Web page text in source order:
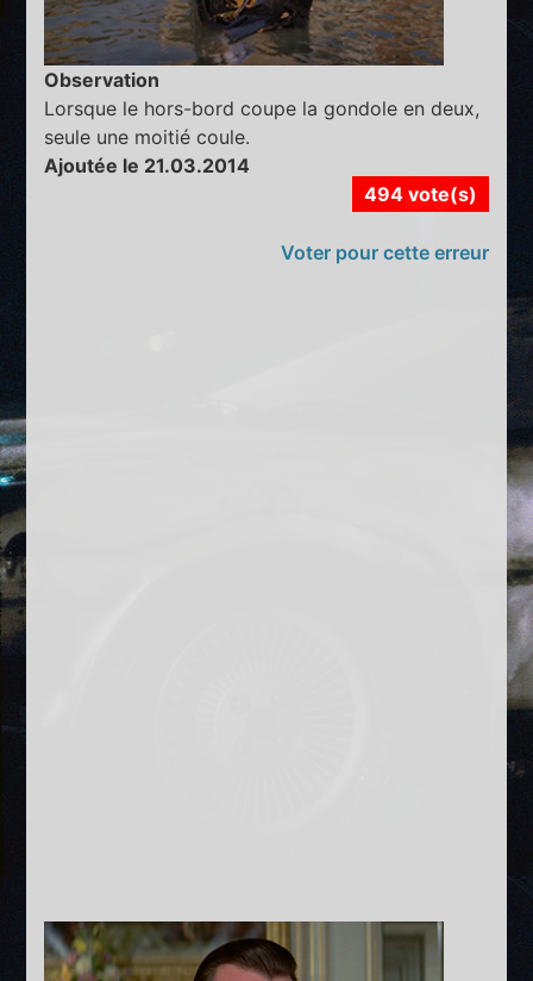
Observation
Lorsque le hors-bord coupe la gondole en deux,
seule une moitié coule.
Ajoutée le 21.03.2014
494 vote(s)
Voter pour cette erreur